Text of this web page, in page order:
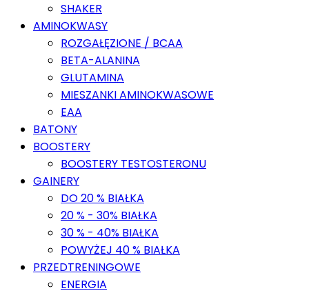
SHAKER
AMINOKWASY
ROZGAŁĘZIONE / BCAA
BETA-ALANINA
GLUTAMINA
MIESZANKI AMINOKWASOWE
EAA
BATONY
BOOSTERY
BOOSTERY TESTOSTERONU
GAINERY
DO 20 % BIAŁKA
20 % - 30% BIAŁKA
30 % - 40% BIAŁKA
POWYŻEJ 40 % BIAŁKA
PRZEDTRENINGOWE
ENERGIA